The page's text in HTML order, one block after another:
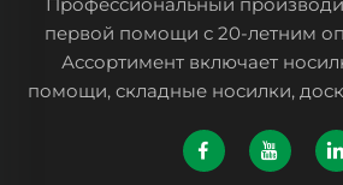
первой помощи с 20-летним
Ассортимент включает
помощи, складные носилки,